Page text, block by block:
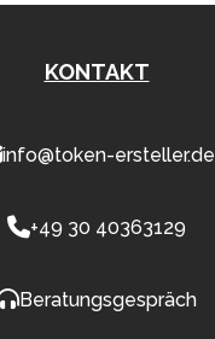
KONTAKT
info@token-ersteller.de
+49 30 40363129
Beratungsgespräch